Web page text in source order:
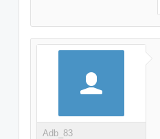
Поблагодарили 119
раз(а) в 102 сообщениях
Adb_83